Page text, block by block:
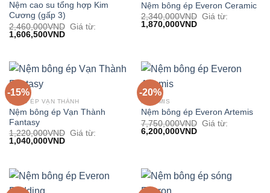
Nệm cao su tổng hợp Kim
Cương (gấp 3)
2,460,000VND Giá từ:
1,606,500VND
Nệm bông ép Everon Ceramic
2,340,000VND Giá từ:
1,870,000VND
-15%
BÔNG ÉP VẠN THÀNH
Nệm bông ép Vạn Thành
Fantasy
1,220,000VND Giá từ:
1,040,000VND
-20%
ARTEMIS
Nệm bông ép Everon Artemis
7,750,000VND Giá từ:
6,200,000VND